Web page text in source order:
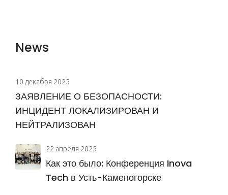
News
10 декабря 2025
ЗАЯВЛЕНИЕ О БЕЗОПАСНОСТИ:
ИНЦИДЕНТ ЛОКАЛИЗИРОВАН И
НЕЙТРАЛИЗОВАН
22 апреля 2025
Как это было: Конференция Inova
Tech в Усть-Каменогорске